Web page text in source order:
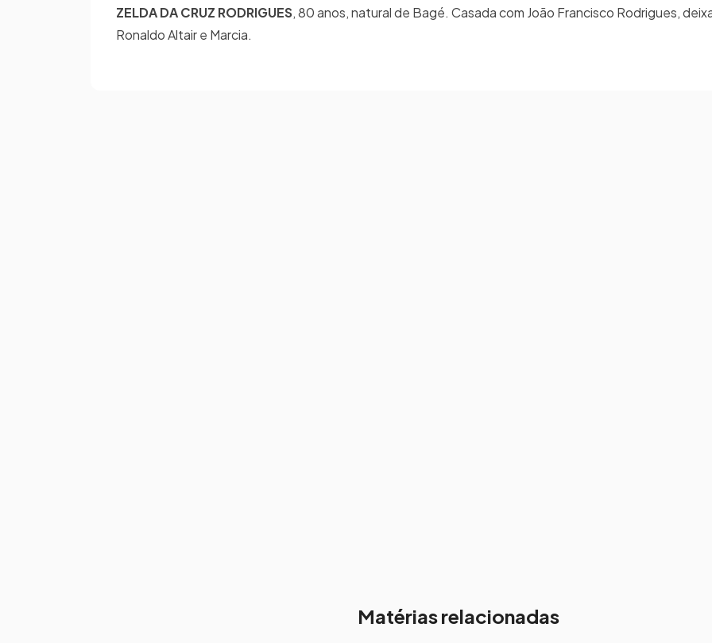
ZELDA DA CRUZ RODRIGUES, 80 anos, natural de Bagé. Casada com João Francisco Rodrigues,
Ronaldo Altair e Marcia.
Matérias relacionadas